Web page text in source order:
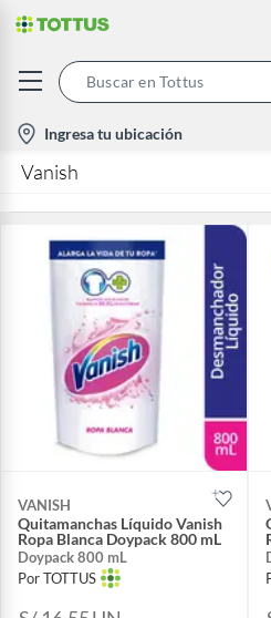
location-
icon
Ingresa tu ubicación
Vanish
VANISH
Quitamanchas Líquido Vanish
Ropa Blanca Doypack 800 mL
Doypack 800 mL
Por TOTTUS